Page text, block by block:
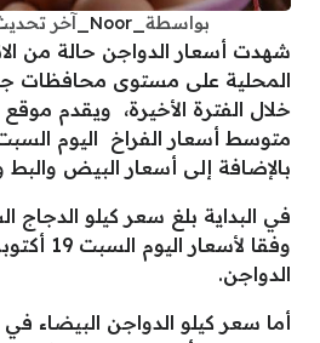
بواسطة _Noor_ آخر
شهدت أسعار الدواجن حالة من
المحلية على مستوى محافظات
خلال الفترة الأخيرة، ويقدم
بالإضافة إلى أسعار البيض والبط
الدواجن.
أما سعر كيلو الدواجن البيضاء